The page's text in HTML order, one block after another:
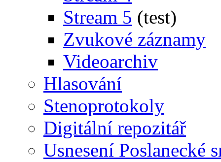
Stream 5 (test)
Zvukové záznamy
Videoarchiv
Hlasování
Stenoprotokoly
Digitální repozitář
Usnesení Poslanecké